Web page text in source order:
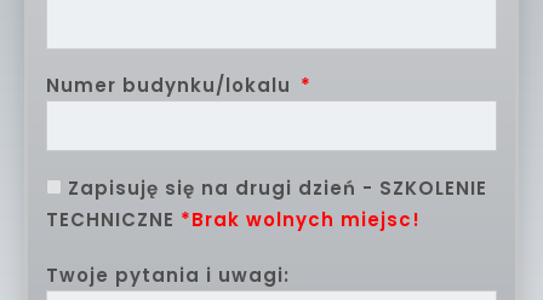
Numer budynku/lokalu
Zapisuję się na drugi dzień - SZKOLENIE
TECHNICZNE *Brak wolnych miejsc!
Twoje pytania i uwagi: